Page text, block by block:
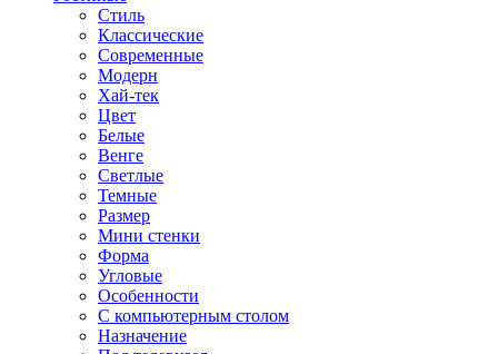
Стиль
Классические
Современные
Модерн
Хай-тек
Цвет
Белые
Венге
Светлые
Темные
Размер
Мини стенки
Форма
Угловые
Особенности
С компьютерным столом
Назначение